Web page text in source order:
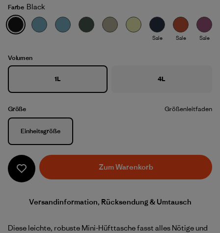
Black
Farbe Black
Sale Sale Sale
Volumen
1L 4L
Größe Größenleitfaden
Größe
Einheitsgröße
Zum Warenkorb
Versandinformation, Rücksendung & Umtausch
Diese leichte, robuste Mini-Hüfttasche fasst alles Nötige und